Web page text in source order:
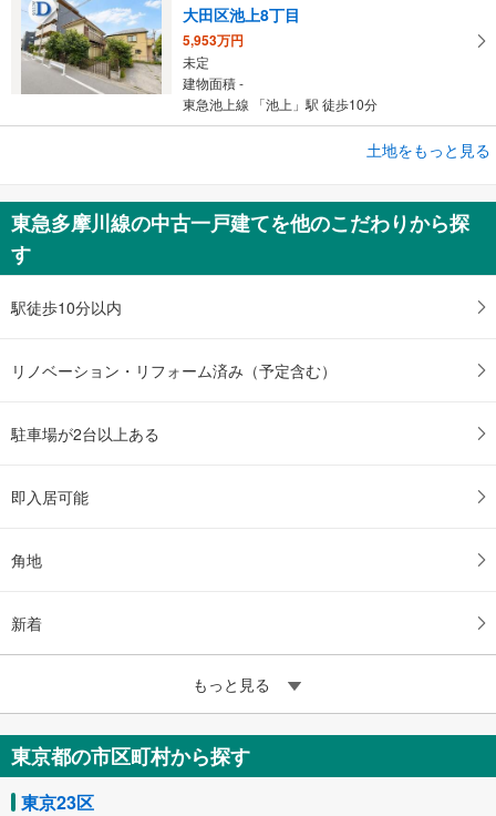
大田区池上8丁目
5,953万円
未定
建物面積 -
東急池上線 「池上」駅 徒歩10分
大田区西六郷2丁目
3,980万円
建物面積 -
土地をもっと見る
東急多摩川線の中古一戸建てを他のこだわりから探
す
駅徒歩10分以内
リノベーション・リフォーム済み（予定含む）
駐車場が2台以上ある
即入居可能
角地
新着
もっと見る
東京都の市区町村から探す
東京23区